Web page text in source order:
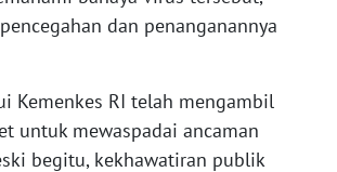
dan penanganannya
Kemenkes RI telah mengambil
untuk mewaspadai ancaman
begitu, kekhawatiran publik